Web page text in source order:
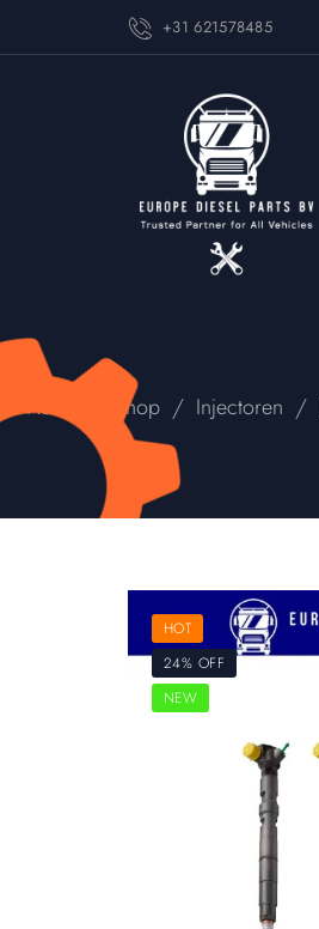
+31 621578485
Home Shop / Injectoren /
HOT
24% OFF
NEW